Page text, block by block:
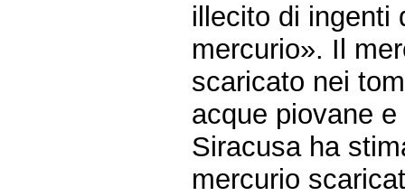
illecito di ingenti
mercurio». Il
scaricato nei
acque piovane
Siracusa ha
mercurio